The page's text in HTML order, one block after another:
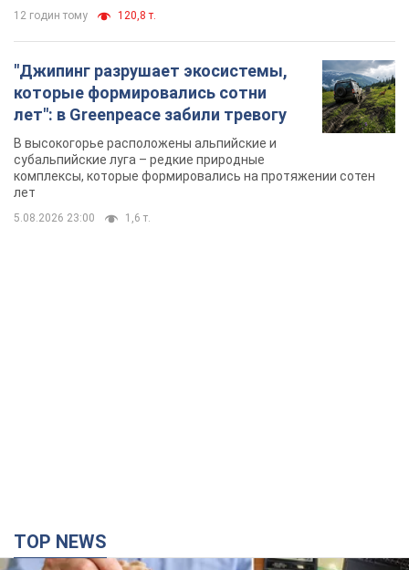
12 годин тому 120,8 т.
"Джипинг разрушает экосистемы,
которые формировались сотни
лет": в Greenpeace забили тревогу
В высокогорье расположены альпийские и
субальпийские луга – редкие природные
комплексы, которые формировались на протяжении сотен
лет
5.08.2026 23:00 1,6 т.
TOP NEWS